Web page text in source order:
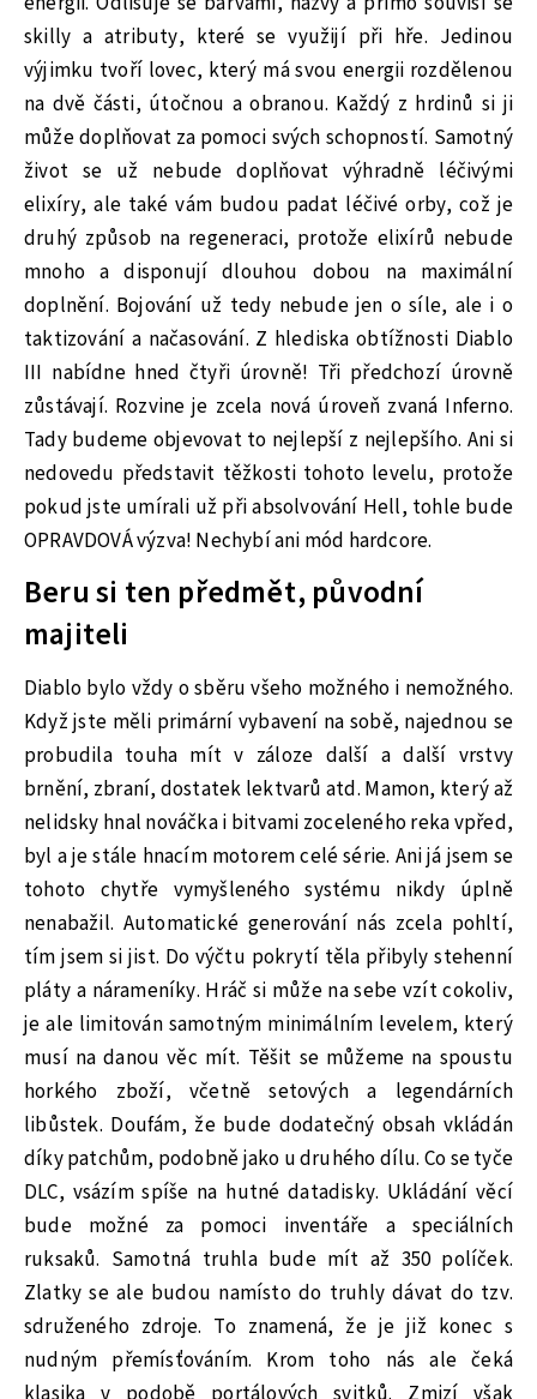
skilly a atributy, které se využijí při hře. Jedinou
výjimku tvoří lovec, který má svou energii rozdělenou
na dvě části, útočnou a obranou. Každý z hrdinů si ji
může doplňovat za pomoci svých schopností. Samotný
život se už nebude doplňovat výhradně léčivými
elixíry, ale také vám budou padat léčivé orby, což je
druhý způsob na regeneraci, protože elixírů nebude
mnoho a disponují dlouhou dobou na maximální
doplnění. Bojování už tedy nebude jen o síle, ale i o
taktizování a načasování. Z hlediska obtížnosti Diablo
III nabídne hned čtyři úrovně! Tři předchozí úrovně
zůstávají. Rozvine je zcela nová úroveň zvaná Inferno.
Tady budeme objevovat to nejlepší z nejlepšího. Ani si
nedovedu představit těžkosti tohoto levelu, protože
pokud jste umírali už při absolvování Hell, tohle bude
OPRAVDOVÁ výzva! Nechybí ani mód hardcore.
Beru si ten předmět, původní
majiteli
Diablo bylo vždy o sběru všeho možného i nemožného.
Když jste měli primární vybavení na sobě, najednou se
probudila touha mít v záloze další a další vrstvy
brnění, zbraní, dostatek lektvarů atd. Mamon, který až
nelidsky hnal nováčka i bitvami zoceleného reka vpřed,
byl a je stále hnacím motorem celé série. Ani já jsem se
tohoto chytře vymyšleného systému nikdy úplně
nenabažil. Automatické generování nás zcela pohltí,
tím jsem si jist. Do výčtu pokrytí těla přibyly stehenní
pláty a nárameníky. Hráč si může na sebe vzít cokoliv,
je ale limitován samotným minimálním levelem, který
musí na danou věc mít. Těšit se můžeme na spoustu
horkého zboží, včetně setových a legendárních
libůstek. Doufám, že bude dodatečný obsah vkládán
díky patchům, podobně jako u druhého dílu. Co se tyče
DLC, vsázím spíše na hutné datadisky. Ukládání věcí
bude možné za pomoci inventáře a speciálních
ruksaků. Samotná truhla bude mít až 350 políček.
Zlatky se ale budou namísto do truhly dávat do tzv.
sdruženého zdroje. To znamená, že je již konec s
nudným přemísťováním. Krom toho nás ale čeká